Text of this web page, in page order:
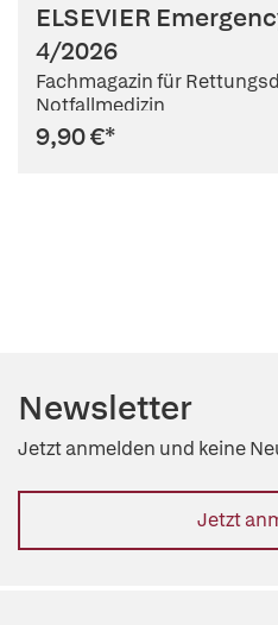
ELSEVIER
4/2026
Fachmagazin für
Notfallmedizin
9,90 €*
Newsletter
Jetzt anmelden und keine
Jetzt